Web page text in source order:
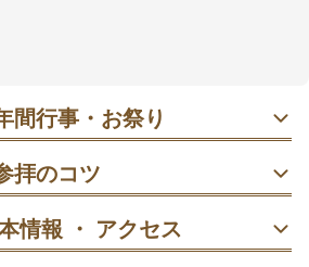
拝の楽しみを広げてくれます。
運、災難除けの願いに寄り添っ
す🍃
間行事・お祭り
宮御神幸祭｜約1000年続く春の祭
の石段を駆け上がる姿が見どこ
し、午後に上方へ移動すると流れを
も。混雑回避は開会直後の早い時間
拝のコツ
→奉幣殿の順で進み、拝礼後に社殿
を。朝は人が少なく所作に集中しや
情報 ・ アクセス